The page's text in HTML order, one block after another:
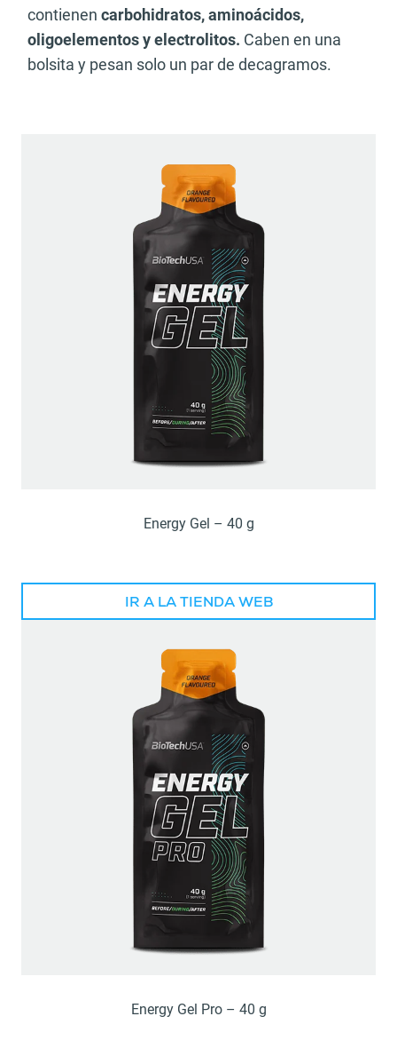
contienen carbohidratos, aminoácidos,
oligoelementos y electrolitos. Caben en una
bolsita y pesan solo un par de decagramos.
Energy Gel – 40 g
IR A LA TIENDA WEB
Energy Gel Pro – 40 g